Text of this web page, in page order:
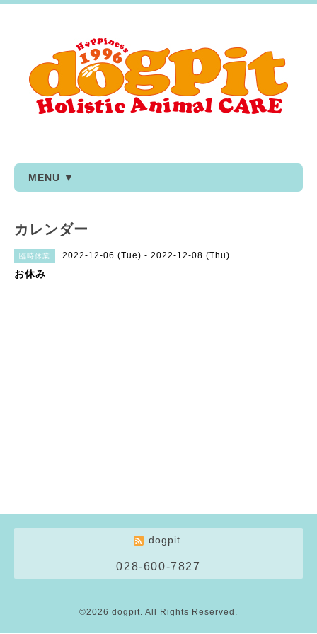
MENU ▼
カレンダー
臨時休業 2022-12-06 (Tue) - 2022-12-08 (Thu)
お休み
dogpit
028-600-7827
©2026 dogpit. All Rights Reserved.